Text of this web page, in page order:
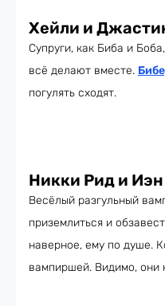
Хейли и
Супруги, как Биба и
всё делают вместе.
погулять сходят.
Никки Рид и
Весёлый разгульный
приземлиться и
наверное, ему по душе.
вампиршей. Видимо, они